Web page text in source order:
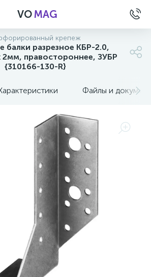
VOMAG
крепеж
балки разрезное КБР-2.0,
2мм, правостороннее, ЗУБР
{310166-130-R}
Файлы и